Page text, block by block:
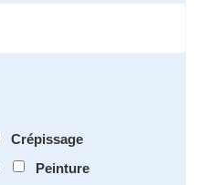
Crépissage
Peinture